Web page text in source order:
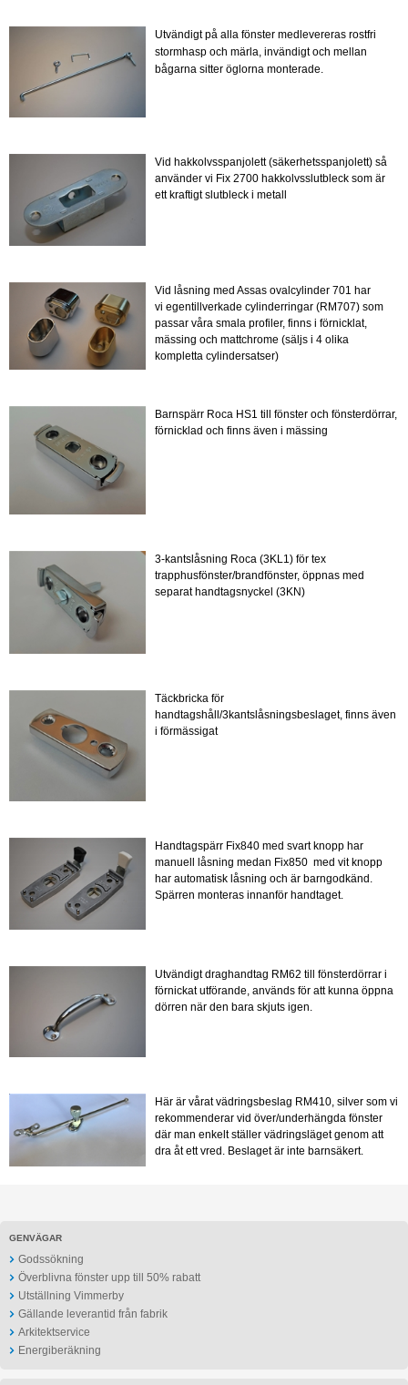
Utvändigt på alla fönster medlevereras rostfri
stormhasp och märla, invändigt och mellan
bågarna sitter öglorna monterade.
Vid hakkolvsspanjolett (säkerhetsspanjolett) så
använder vi Fix 2700 hakkolvsslutbleck som är
ett kraftigt slutbleck i metall
Vid låsning med Assas ovalcylinder 701 har
vi egentillverkade cylinderringar (RM707) som
passar våra smala profiler, finns i förnicklat,
mässing och mattchrome (säljs i 4 olika
kompletta cylindersatser)
Barnspärr Roca HS1 till fönster och fönsterdörrar,
förnicklad och finns även i mässing
3-kantslåsning Roca (3KL1) för tex
trapphusfönster/brandfönster, öppnas med
separat handtagsnyckel (3KN)
Täckbricka för
handtagshåll/3kantslåsningsbeslaget, finns även
i förmässigat
Handtagspärr Fix840 med svart knopp har
manuell låsning medan Fix850 med vit knopp
har automatisk låsning och är barngodkänd.
Spärren monteras innanför handtaget.
Utvändigt draghandtag RM62 till fönsterdörrar i
förnickat utförande, används för att kunna öppna
dörren när den bara skjuts igen.
Här är vårat vädringsbeslag RM410, silver som vi
rekommenderar vid över/underhängda fönster
där man enkelt ställer vädringsläget genom att
dra åt ett vred. Beslaget är inte barnsäkert.
GENVÄGAR
Godssökning
Överblivna fönster upp till 50% rabatt
Utställning Vimmerby
Gällande leverantid från fabrik
Arkitektservice
Energiberäkning